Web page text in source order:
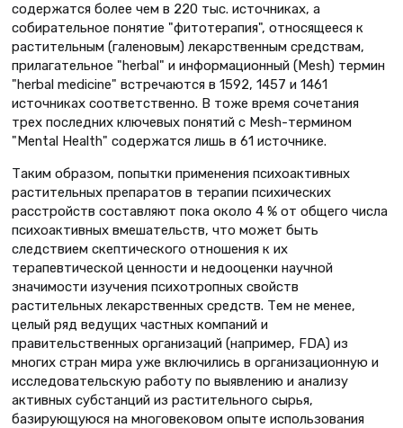
содержатся более чем в 220 тыс. источниках, а
собирательное понятие "фитотерапия", относящееся к
растительным (галеновым) лекарственным средствам,
прилагательное "herbal" и информационный (Mesh) термин
"herbal medicine" встречаются в 1592, 1457 и 1461
источниках соответственно. В тоже время сочетания
трех последних ключевых понятий с Mesh-термином
"Mental Health" содержатся лишь в 61 источнике.
Таким образом, попытки применения психоактивных
растительных препаратов в терапии психических
расстройств составляют пока около 4 % от общего числа
психоактивных вмешательств, что может быть
следствием скептического отношения к их
терапевтической ценности и недооценки научной
значимости изучения психотропных свойств
растительных лекарственных средств. Тем не менее,
целый ряд ведущих частных компаний и
правительственных организаций (например, FDA) из
многих стран мира уже включились в организационную и
исследовательскую работу по выявлению и анализу
активных субстанций из растительного сырья,
базирующуюся на многовековом опыте использования